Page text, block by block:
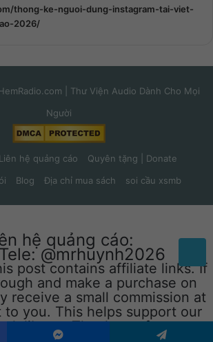
thong-ke-nguoi-dung-instagram-tai-viet-
2026/
| Thư Viện Audio Dành Cho Mọi
Người
Liên hệ quảng cáo
Quyên tặng | Donate
Blog Địa chỉ mua sách soi cầu xsmb
hệ quảng cáo:
@mrhuynh2026
post contains affiliate links. If
and make a purchase on
receive a small commission at
to you. This helps support our
library. Thank you for your